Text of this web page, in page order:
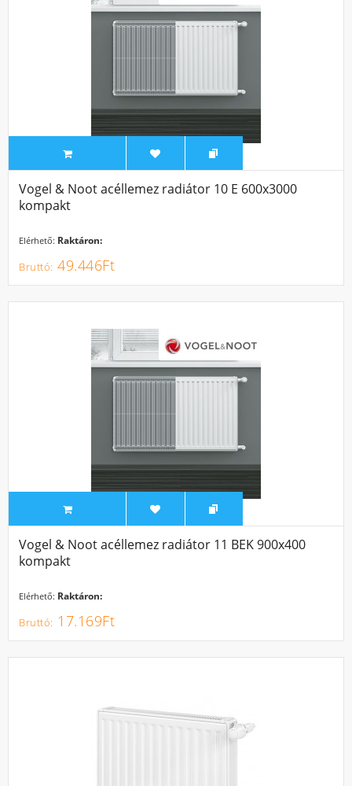
Vogel & Noot acéllemez radiátor 10 E 600x3000
kompakt
Elérhető: Raktáron:
49.446Ft
Vogel & Noot acéllemez radiátor 11 BEK 900x400
kompakt
Elérhető: Raktáron:
17.169Ft